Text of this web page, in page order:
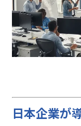
日本企業が